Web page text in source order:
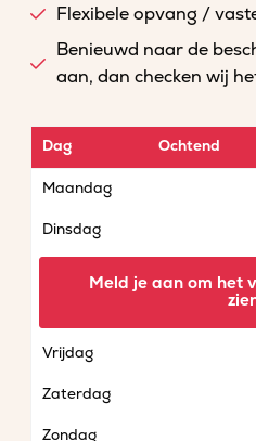
Flexibele opvang /
Benieuwd naar de
aan, dan checken wij
Dag Ochtend
Maandag
Dinsdag
Vrijdag
Zaterdag
Zondag
Meld je aan om het